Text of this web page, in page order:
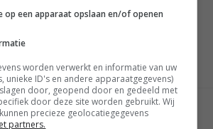
stemassistenten, zodat je de
er visite is. Mocht je de lamp nu alvast
hem pas in mei voor het eerst
GESCHREVEN DOOR
WESLEY AKKERMAN
op een apparaat opslaan en/of openen
worden verwerkt en informatie van uw
unieke ID's en andere apparaatgegevens)
door, geopend door en gedeeld met
door deze site worden gebruikt. Wij
precieze geolocatiegegevens
partners.